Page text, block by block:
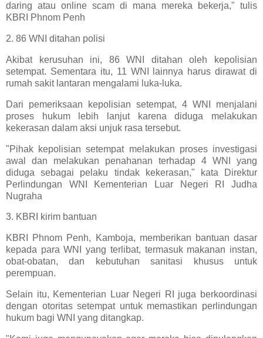
daring atau online scam di mana mereka bekerja," tulis
KBRI Phnom Penh
2. 86 WNI ditahan polisi
Akibat kerusuhan ini, 86 WNI ditahan oleh kepolisian
setempat. Sementara itu, 11 WNI lainnya harus dirawat di
rumah sakit lantaran mengalami luka-luka.
Dari pemeriksaan kepolisian setempat, 4 WNI menjalani
proses hukum lebih lanjut karena diduga melakukan
kekerasan dalam aksi unjuk rasa tersebut.
"Pihak kepolisian setempat melakukan proses investigasi
awal dan melakukan penahanan terhadap 4 WNI yang
diduga sebagai pelaku tindak kekerasan," kata Direktur
Perlindungan WNI Kementerian Luar Negeri RI Judha
Nugraha
3. KBRI kirim bantuan
KBRI Phnom Penh, Kamboja, memberikan bantuan dasar
kepada para WNI yang terlibat, termasuk makanan instan,
obat-obatan, dan kebutuhan sanitasi khusus untuk
perempuan.
Selain itu, Kementerian Luar Negeri RI juga berkoordinasi
dengan otoritas setempat untuk memastikan perlindungan
hukum bagi WNI yang ditangkap.